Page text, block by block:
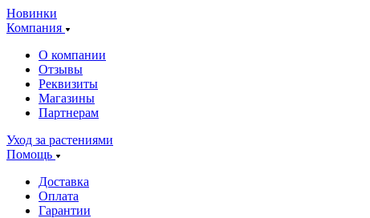
Новинки
Компания
О компании
Отзывы
Реквизиты
Магазины
Партнерам
Уход за растениями
Помощь
Доставка
Оплата
Гарантии